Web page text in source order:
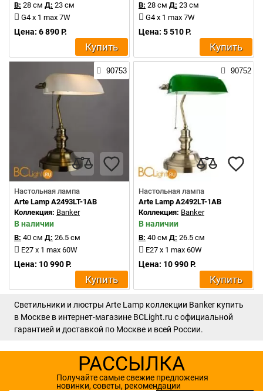
В: 28 см Д: 23 см
G4 x 1 max 7W
Цена: 6 890 Р.
Купить
В: 28 см Д: 23 см
G4 x 1 max 7W
Цена: 5 510 Р.
Купить
90753
Настольная лампа
Arte Lamp A2493LT-1AB
Коллекция: Banker
В наличии
В: 40 см Д: 26.5 см
E27 x 1 max 60W
Цена: 10 990 Р.
Купить
90752
Настольная лампа
Arte Lamp A2492LT-1AB
Коллекция: Banker
В наличии
В: 40 см Д: 26.5 см
E27 x 1 max 60W
Цена: 10 990 Р.
Купить
Светильники и люстры Arte Lamp коллекции Banker купить
в Москве в интернет-магазине BCLight.ru с официальной
гарантией и доставкой по Москве и всей России.
РАССЫЛКА
Получайте самые свежие предложения
новинки, советы, рекомендации